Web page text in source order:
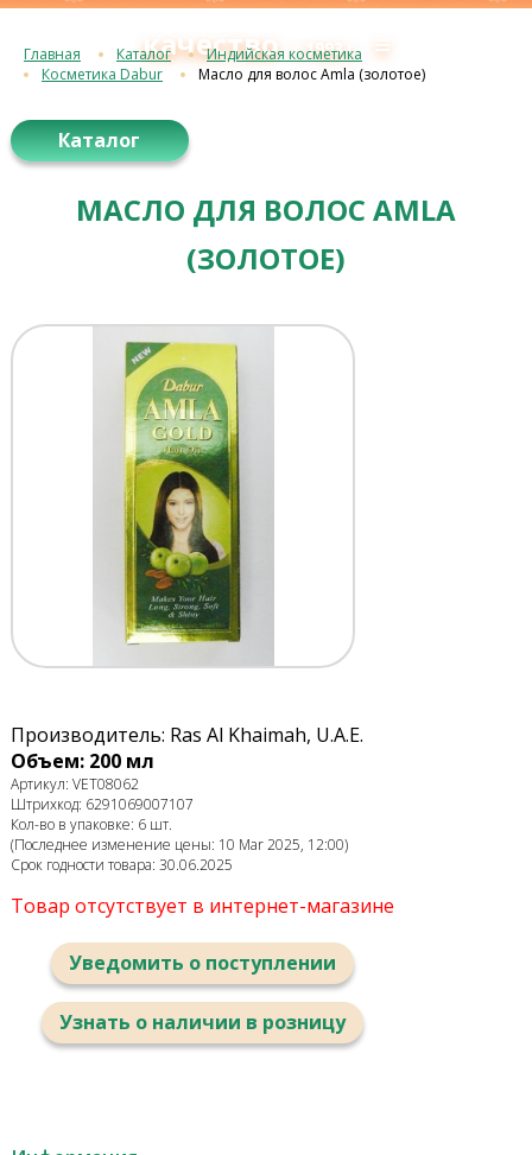
качествос 1993 г.≡
Главная Каталог
Индийская косметика
Косметика Dabur
Масло для волос Amla (золотое)
Каталог
МАСЛО ДЛЯ ВОЛОС AMLA
(ЗОЛОТОЕ)
Производитель: Ras Al Khaimah, U.A.E.
Объем: 200 мл
Артикул: VET08062
Штрихкод: 6291069007107
Кол-во в упаковке: 6 шт.
(Последнее изменение цены: 10 Mar 2025, 12:00)
Срок годности товара: 30.06.2025
Товар отсутствует в интернет-магазине
Уведомить о поступлении
Узнать о наличии в розницу